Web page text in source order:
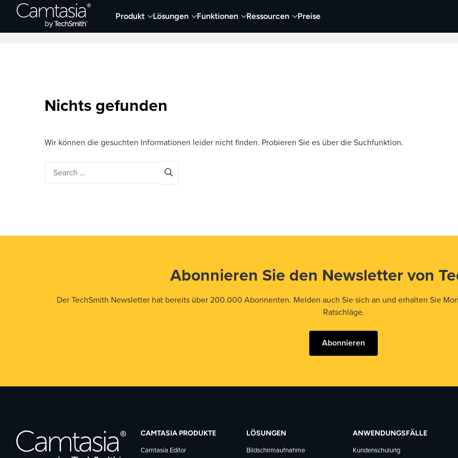
Direkt
Produkt Lösungen Funktionen Ressourcen Preise
Neueste Artikel Screen Capture und Aufnehmen Video Visueller Content
Nichts gefunden
Wir können die gesuchten Informationen leider nicht finden. Probieren Sie es über die Suchfunktion.
Abonnieren Sie den Newsletter von
Der TechSmith Newsletter hat bereits über 200.000 Abonnenten. Melden auch Sie sich an und erhalten Sie
Ratschläge.
Abonnieren
CAMTASIA PRODUKTE
Camtasia Editor
LÖSUNGEN
Bildschirmaufnahme
ANWENDUNGSFÄLLE
Kundenschulung